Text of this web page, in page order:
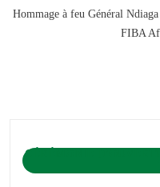
Hommage à feu Général
FIBA
CÉRÉMONIE